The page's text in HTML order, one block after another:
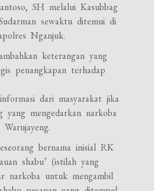
SH melalui Kasubbag
sewaktu ditemui di
Nganjuk.
keterangan yang
penangkapan terhadap
dari masyarakat jika
yang mengedarkan narkoba
bernama inisial RK
shabu’ (istilah yang
narkoba untuk mengambil